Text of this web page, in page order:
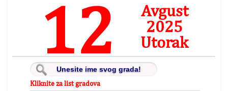
12
Avgust
2025
Utorak
Kliknite za list gradova